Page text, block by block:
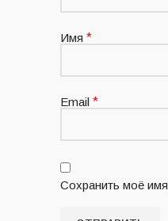
Имя *
Email *
Сохранить моё